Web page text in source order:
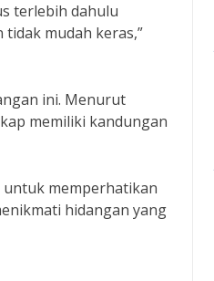
terlebih dahulu
mudah keras,”
ini. Menurut
memiliki kandungan
untuk memperhatikan
hidangan yang